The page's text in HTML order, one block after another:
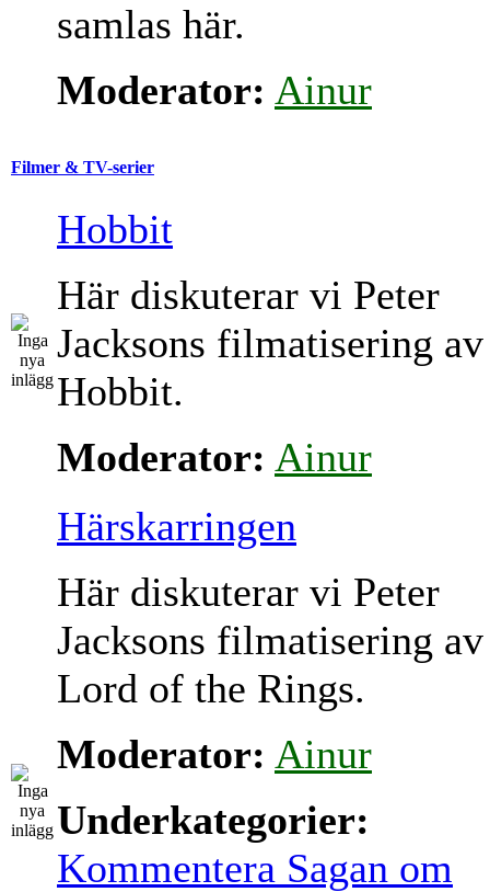
samlas här.
Moderator: Ainur
Filmer & TV-serier
Hobbit
Här diskuterar vi Peter
Jacksons filmatisering
Hobbit.
Moderator: Ainur
Härskarringen
Här diskuterar vi Peter
Jacksons filmatisering
Lord of the Rings.
Moderator: Ainur
Underkategorier:
Kommentera Sagan om